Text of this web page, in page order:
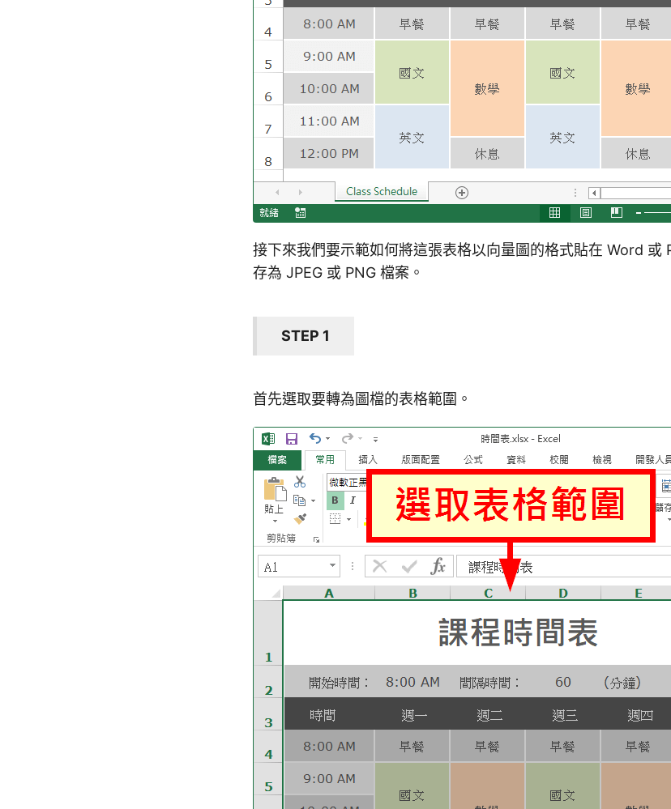
接下來我們要示範如何將這張表格以向量圖的格式貼在 Word
存為 JPEG 或 PNG 檔案。
STEP 1
首先選取要轉為圖檔的表格範圍。